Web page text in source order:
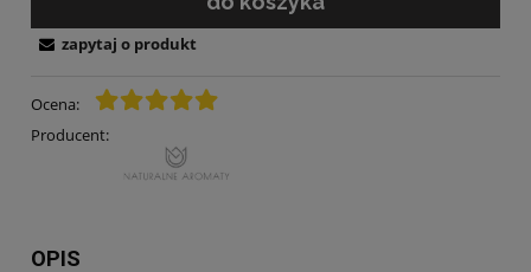
Ocena:
Producent:
zapytaj o produkt
OPIS